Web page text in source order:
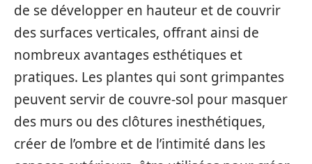
de se développer en hauteur et de couvrir
des surfaces verticales, offrant ainsi de
nombreux avantages esthétiques et
pratiques. Les plantes qui sont grimpantes
peuvent servir de couvre-sol pour masquer
des murs ou des clôtures inesthétiques,
créer de l’ombre et de l’intimité dans les